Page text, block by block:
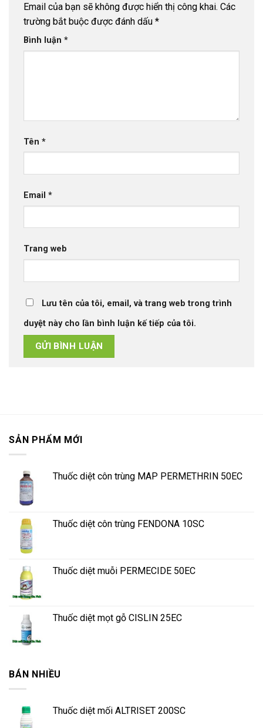
Email của bạn sẽ không được hiển thị công khai. Các
trường bắt buộc được đánh dấu *
Bình luận *
Tên *
Email *
Trang web
Lưu tên của tôi, email, và trang web trong trình
duyệt này cho lần bình luận kế tiếp của tôi.
SẢN PHẨM MỚI
Thuốc diệt côn trùng MAP PERMETHRIN 50EC
Thuốc diệt côn trùng FENDONA 10SC
Thuốc diệt muỗi PERMECIDE 50EC
Thuốc diệt mọt gỗ CISLIN 25EC
BÁN NHIỀU
Thuốc diệt mối ALTRISET 200SC